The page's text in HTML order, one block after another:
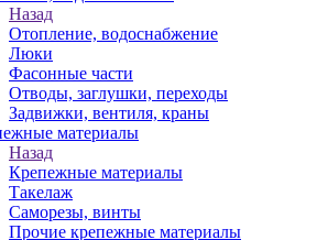
Назад
Отопление, водоснабжение
Люки
Фасонные части
Отводы, заглушки, переходы
Задвижки, вентиля, краны
материалы
Назад
Крепежные материалы
Такелаж
Саморезы, винты
Прочие крепежные материалы